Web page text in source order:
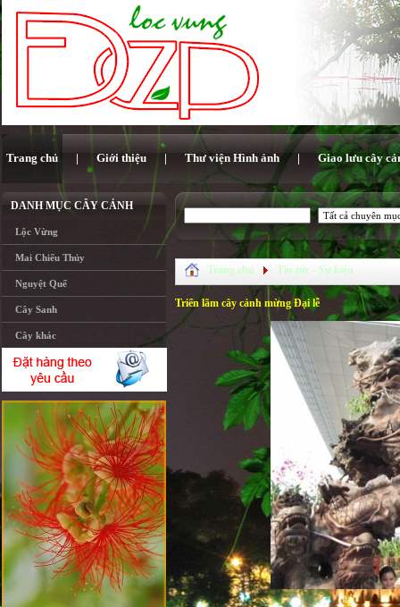
Trang chủ | Giới thiệu | Thư viện Hình ảnh | Giao lưu cây
DANH MỤC CÂY CẢNH
Lộc Vừng
Mai Chiếu Thủy
Nguyệt Quế
Cây Sanh
Cây khác
Trang chủ Tin tức - Sự kiện
Triển lãm cây cảnh mừng Đại lễ